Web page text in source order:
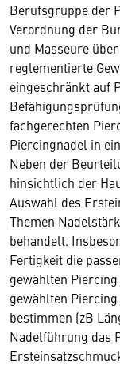
Berufsgruppe der
Verordnung der
und Masseure
reglementierte
eingeschränkt auf
fachgerechten
Piercingnadel in
Neben der
hinsichtlich der
Auswahl des
Themen
behandelt.
Fertigkeit die
gewählten
gewählten
bestimmen (zB
Nadelführung das